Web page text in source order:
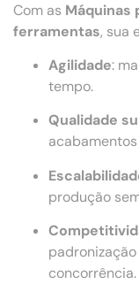
Com as Máquinas
ferramentas, sua
Agilidade:
tempo.
Qualidade
produção
concorrência.